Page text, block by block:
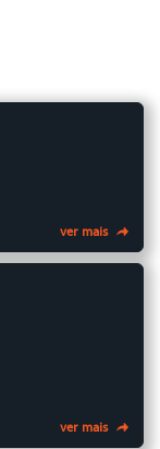
ver mais
ver mais